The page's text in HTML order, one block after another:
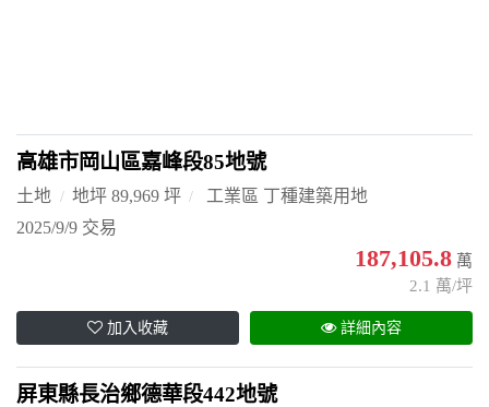
高雄市岡山區嘉峰段85地號
土地 地坪 89,969 坪
工業區 丁種建築用地
2025/9/9 交易
187,105.8 萬
2.1 萬/坪
加入收藏 詳細內容
屏東縣長治鄉德華段442地號